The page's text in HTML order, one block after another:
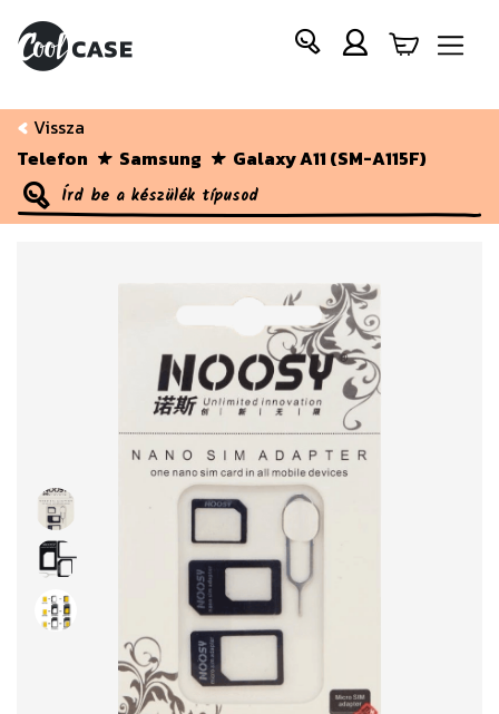
Vissza
Telefon
Samsung Galaxy A11 (SM-A115F)